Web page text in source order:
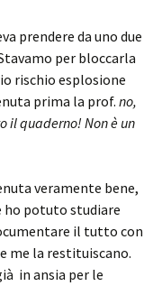
prendere da uno due
per bloccarla
rischio esplosione
prima la prof. no,
il quaderno! Non è un
veramente bene,
ho potuto studiare
il tutto con
me la restituiscano.
in ansia per le